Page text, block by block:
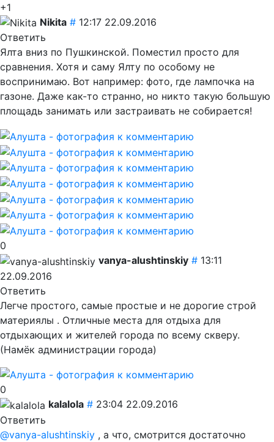
+1
Nikita # 12:17 22.09.2016
Ответить
Ялта вниз по Пушкинской. Поместил просто для
сравнения. Хотя и саму Ялту по особому не
воспринимаю. Вот например: фото, где лампочка на
газоне. Даже как-то странно, но никто такую большую
площадь занимать или застраивать не собирается!
0
vanya-alushtinskiy # 13:11
22.09.2016
Ответить
Легче простого, самые простые и не дорогие строй
материялы . Отличные места для отдыха для
отдыхающих и жителей города по всему скверу.
(Намёк администрации города)
0
kalalola # 23:04 22.09.2016
Ответить
@vanya-alushtinskiy , а что, смотрится достаточно